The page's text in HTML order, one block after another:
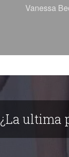
Vanessa
¿La ultima